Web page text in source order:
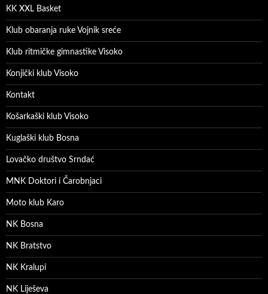
KK XXL Basket
Klub obaranja ruke Vojnik sreće
Klub ritmičke gimnastike Visoko
Konjički klub Visoko
Kontakt
Košarkaški klub Visoko
Kuglaški klub Bosna
Lovačko društvo Srndać
MNK Doktori i Čarobnjaci
Moto klub Karo
NK Bosna
NK Bratstvo
NK Kralupi
NK Liješeva